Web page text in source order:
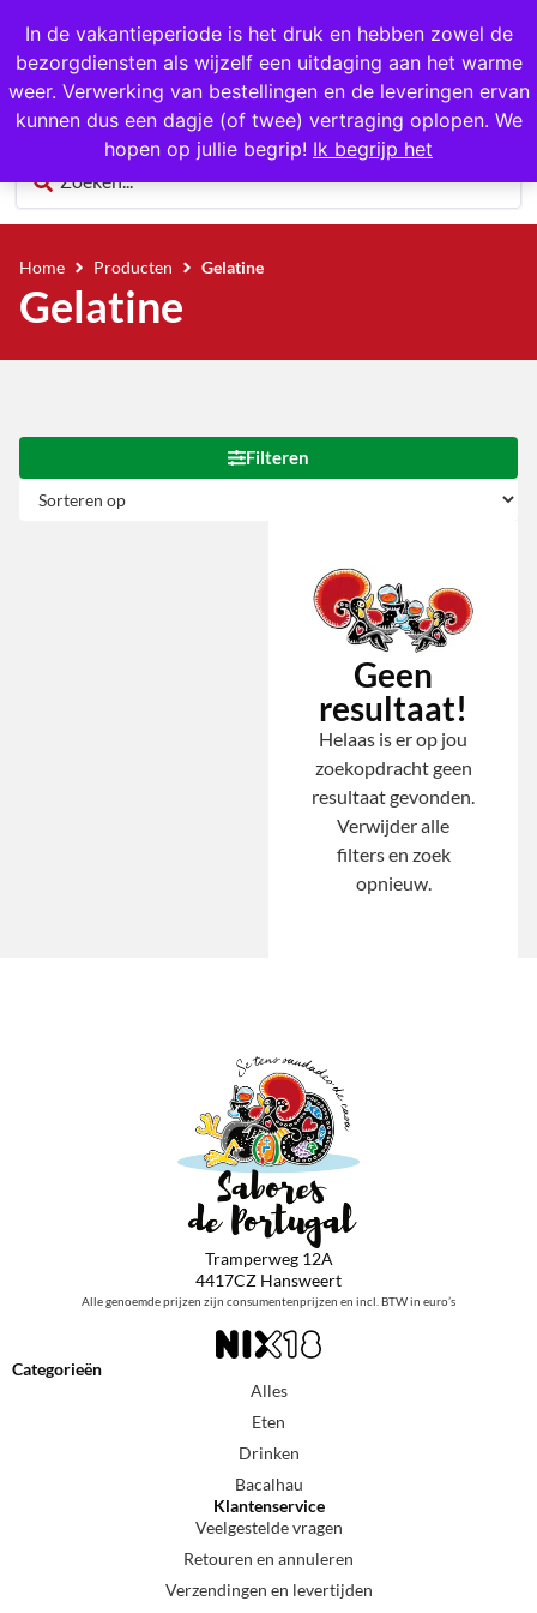
In de vakantieperiode is het druk en hebben zowel de
bezorgdiensten als wijzelf een uitdaging aan het warme
weer. Verwerking van bestellingen en de leveringen ervan
kunnen dus een dagje (of twee) vertraging oplopen. We
hopen op jullie begrip! Ik begrijp het
1000+ producten op voorraad
0
Home Producten Gelatine
Gelatine
Filteren
Geen
resultaat!
Helaas is er op jou
zoekopdracht geen
resultaat gevonden.
Verwijder alle
filters en zoek
opnieuw.
Tramperweg 12A
4417CZ Hansweert
Alle genoemde prijzen zijn consumentenprijzen en incl. BTW in euro’s
Categorieën
Alles
Eten
Drinken
Bacalhau
Klantenservice
Veelgestelde vragen
Retouren en annuleren
Verzendingen en levertijden